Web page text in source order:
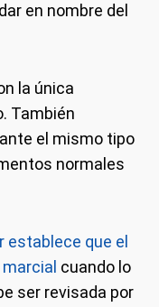
en nombre del
la única
También
el mismo tipo
normales
establece que el
cuando lo
ser revisada por